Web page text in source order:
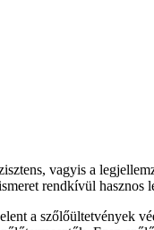
vagyis a
rendkívül hasznos
a szőlőültetvények